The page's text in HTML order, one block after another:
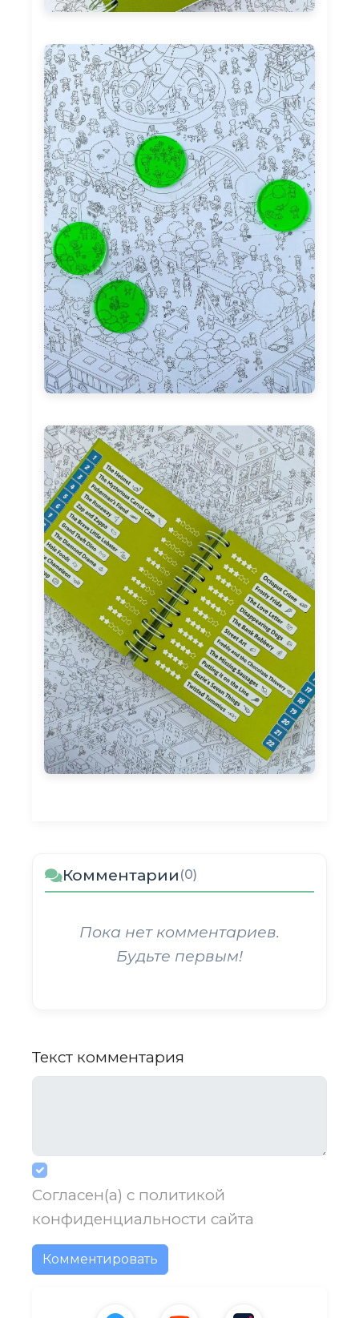
Комментарии (0)
Пока нет комментариев.
Будьте первым!
Текст комментария
Согласен(а) с политикой
конфиденциальности сайта
Комментировать